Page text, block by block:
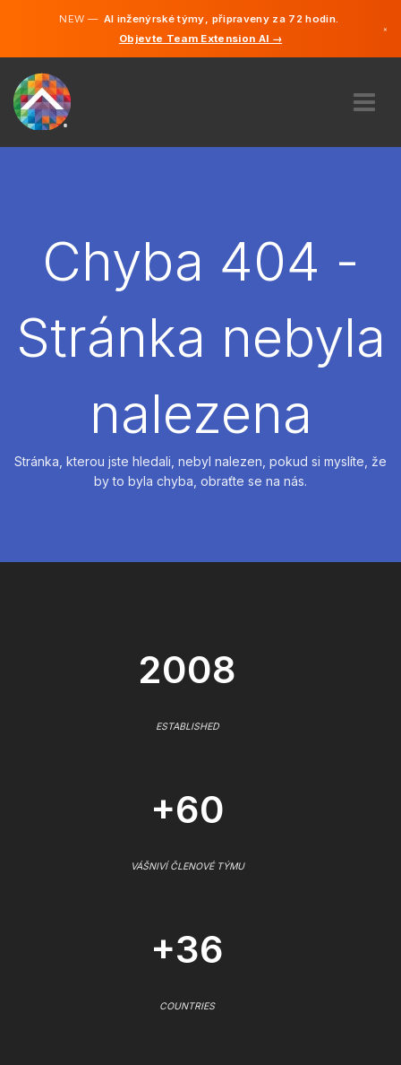
NEW —AI inženýrské týmy, připraveny za 72 hodin.
Objevte Team Extension AI →
×
NAJMOUT
CS
Angličtina
Chyba 404 -
Stránka nebyla
nalezena
Stránka, kterou jste hledali, nebyl nalezen, pokud si myslíte, že
by to byla chyba, obraťte se na nás.
2008
ESTABLISHED
+60
VÁŠNIVÍ ČLENOVÉ TÝMU
+36
COUNTRIES